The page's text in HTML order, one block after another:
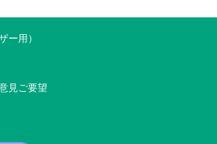
ー用）
見ご要望